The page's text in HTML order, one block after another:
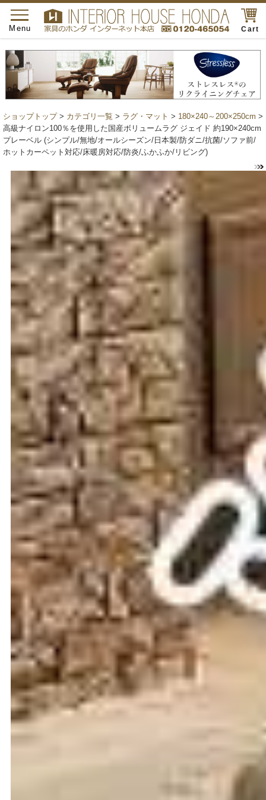
Cart
toggle
navigation
Menu
ショップトップ> カテゴリ一覧 > ラグ・マット > 180×240～200×250cm >
高級ナイロン100％を使用した国産ボリュームラグ ジェイド 約190×240cm
プレーベル (シンプル/無地/オールシーズン/日本製/防ダニ/抗菌/ソファ前/
ホットカーペット対応/床暖房対応/防炎/ふかふか/リビング)